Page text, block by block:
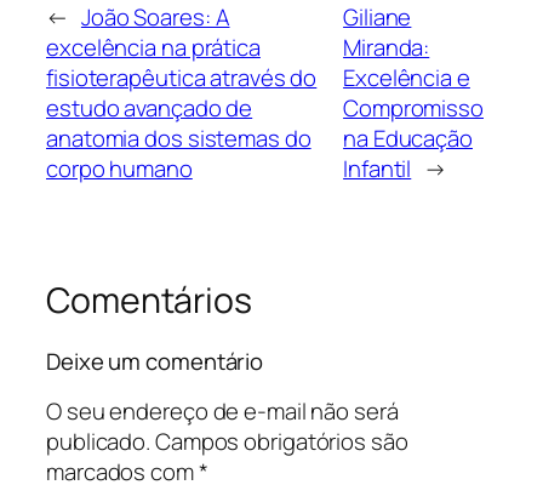
← João Soares: A
excelência na prática
fisioterapêutica através do
estudo avançado de
anatomia dos sistemas do
corpo humano
Giliane
Miranda:
Excelência e
Compromisso
na Educação
Infantil →
Comentários
Deixe um comentário
O seu endereço de e-mail não será
publicado.Campos obrigatórios são
marcados com*